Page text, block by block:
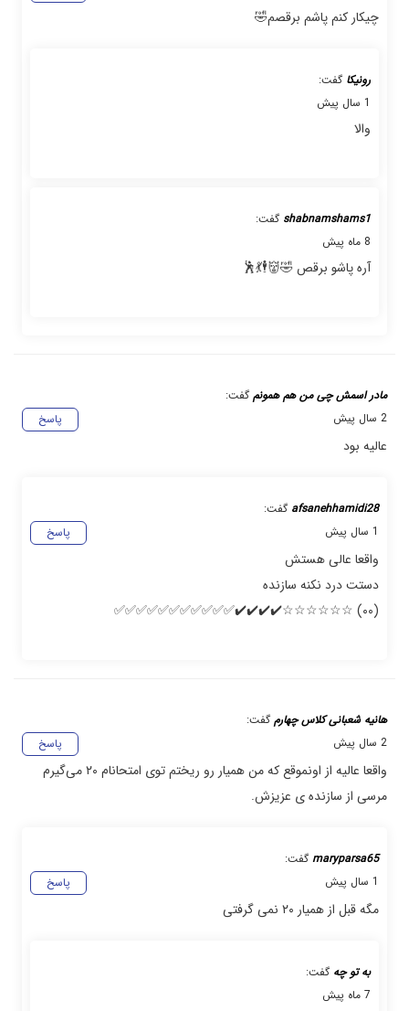
چیکار کنم پاشم برقصم🤣
رونیکا گفت:
1 سال پیش
والا
shabnamshams1 گفت:
8 ماه پیش
آره پاشو برقص 🤣👹🕴️💃🕺
مادر اسمش چی من هم همونم گفت:
پاسخ
2 سال پیش
عالیه بود
afsanehhamidi28 گفت:
پاسخ
1 سال پیش
واقعا عالی هستش
دستت درد نکنه سازنده
(۰۰) ☆☆☆☆☆☆✔️✔️✔️✔️✅️✅️✅️✅️✅️✅️✅️✅️✅️✅️✅️
هانیه شعبانی کلاس چهارم گفت:
پاسخ
2 سال پیش
واقعا عالیه از اونموقع که من همیار رو ریختم توی امتحانام ۲۰ می‌گیرم
مرسی از سازنده ی عزیزش.
maryparsa65 گفت:
پاسخ
1 سال پیش
مگه قبل از همیار ۲۰ نمی گرفتی
به تو چه گفت:
7 ماه پیش